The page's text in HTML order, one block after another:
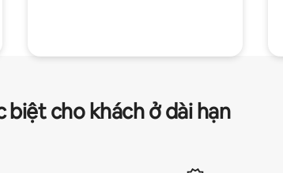
biệt cho khách ở dài hạn